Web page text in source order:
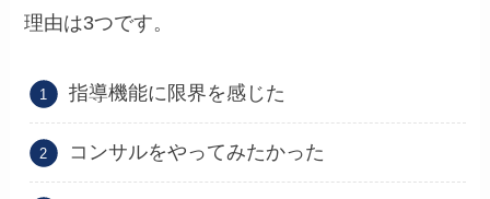
理由は3つです。
指導機能に限界を感じた
コンサルをやってみたかった